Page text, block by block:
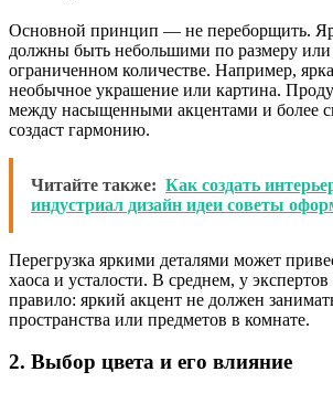
Основной принцип — не переборщить.
должны быть небольшими по размеру или
ограниченном количестве. Например,
необычное украшение или картина.
между насыщенными акцентами и более
создаст гармонию.
Читайте также: Как создать
индустриал дизайн идеи советы
Перегрузка яркими деталями может
хаоса и усталости. В среднем, у
правило: яркий акцент не должен
пространства или предметов в комнате.
2. Выбор цвета и его влияние